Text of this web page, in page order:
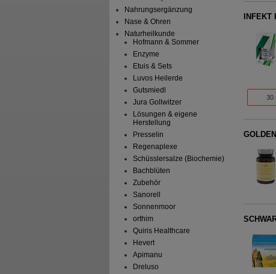
Nahrungsergänzung
Nase & Ohren
Naturheilkunde
Hofmann & Sommer
Enzyme
Etuis & Sets
Luvos Heilerde
Gutsmiedl
Jura Gollwitzer
Lösungen & eigene
Herstellung
Presselin
Regenaplexe
Schüsslersalze (Biochemie)
Bachblüten
Zubehör
Sanorell
Sonnenmoor
orthim
Quiris Healthcare
Hevert
Apimanu
Dreluso
30